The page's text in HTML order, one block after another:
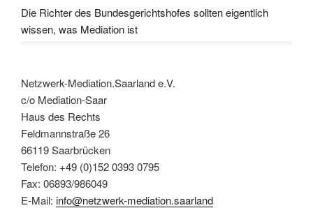
Die Richter des Bundesgerichtshofes sollten eigentlich
wissen, was Mediation ist
Netzwerk-Mediation.Saarland e.V.
c/o Mediation-Saar
Haus des Rechts
Feldmannstraße 26
66119 Saarbrücken
Telefon: +49 (0)152 0393 0795
Fax: 06893/986049
E-Mail: info@netzwerk-mediation.saarland